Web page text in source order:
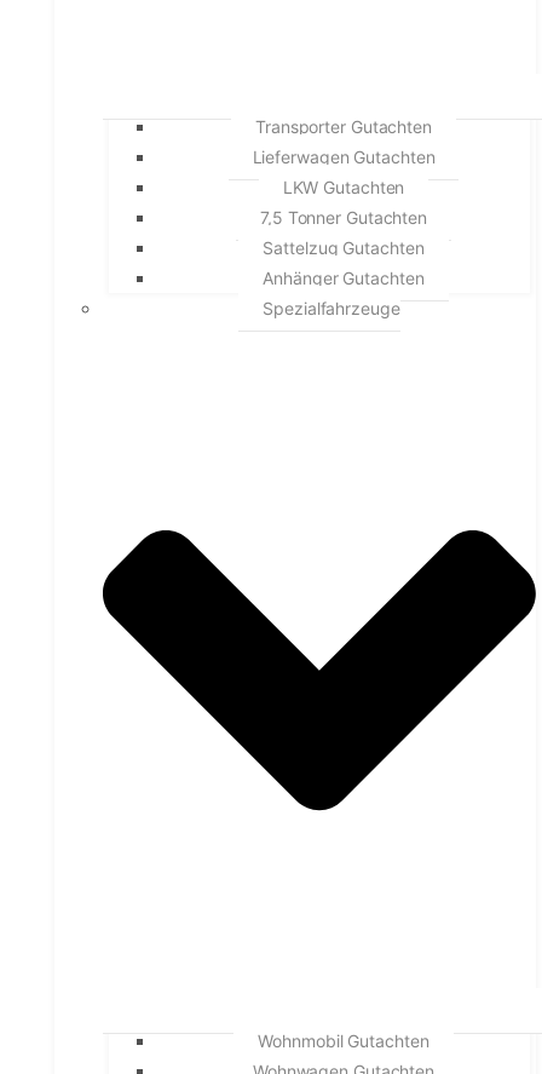
Transporter Gutachten
Lieferwagen Gutachten
LKW Gutachten
7,5 Tonner Gutachten
Sattelzug Gutachten
Anhänger Gutachten
Spezialfahrzeuge
Wohnmobil Gutachten